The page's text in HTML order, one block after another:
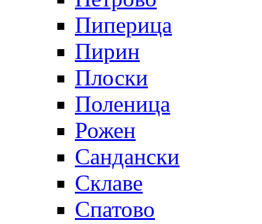
Пиперица
Пирин
Плоски
Поленица
Рожен
Сандански
Склаве
Спатово